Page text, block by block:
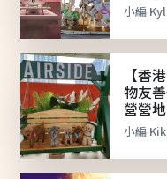
小編
【香
物友
營營地
小編